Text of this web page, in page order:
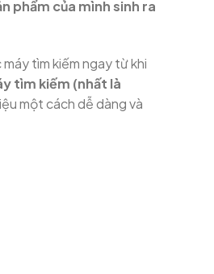
phẩm của mình sinh ra
tìm kiếm ngay từ khi
tìm kiếm (nhất là
một cách dễ dàng và